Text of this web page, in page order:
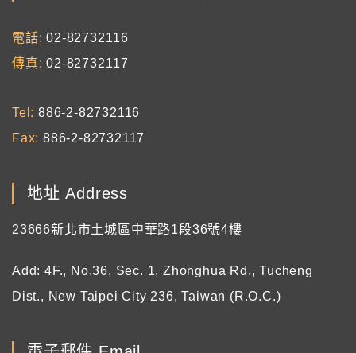
電話
02-82732116
傳真
02-82732117
Tel
886-2-82732116
Fax 886-2-82732117
地址 Address
23666新北市土城區中華路1段36號4樓
Add: 4F., No.36, Sec. 1, Zhonghua Rd., Tucheng
Dist., New Taipei City 236, Taiwan (R.O.C.)